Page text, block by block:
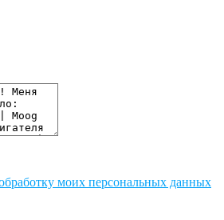
моих персональных данных